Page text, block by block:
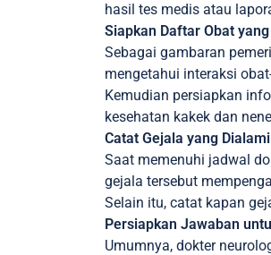
hasil tes medis atau
Siapkan Daftar Obat
Sebagai gambaran
mengetahui interaksi
Kemudian persiapkan
kesehatan kakek dan
Catat Gejala yang Dialami
Saat memenuhi jadwal
gejala tersebut
Selain itu, catat kapan
Persiapkan Jawaban
Umumnya, dokter